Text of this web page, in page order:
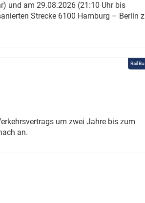
und am 29.08.2026 (21:10 Uhr bis
Strecke 6100 Hamburg – Berlin
Rail
um zwei Jahre bis zum
an.